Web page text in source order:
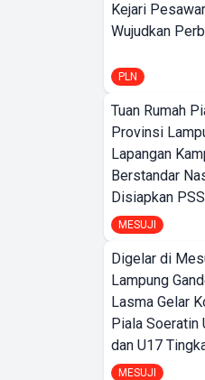
Kejari
Wujudkan
PLN
Tuan Rumah
Provinsi
Lapangan
Berstandar
Disiapkan
MESUJI
Digelar di
Lampung
Lasma Gelar
Piala Soeratin
dan U17
MESUJI